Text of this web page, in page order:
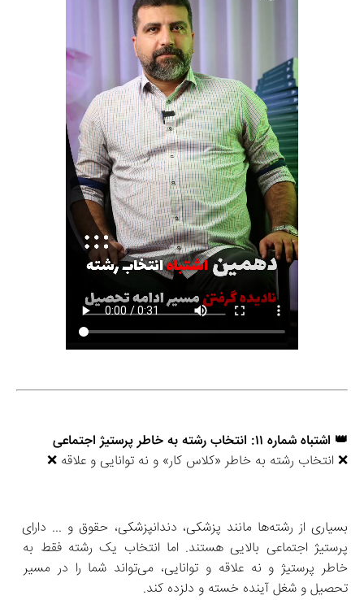
👑 اشتباه شماره ۱۱: انتخاب رشته به خاطر پرستیژ اجتماعی
❌ انتخاب رشته به خاطر «کلاس کار» و نه توانایی و علاقه ❌
بسیاری از رشته‌ها مانند پزشکی، دندانپزشکی، حقوق و ... دارای
پرستیژ اجتماعی بالایی هستند. اما انتخاب یک رشته فقط به
خاطر پرستیژ و نه علاقه و توانایی، می‌تواند شما را در مسیر
تحصیل و شغل آینده خسته و دلزده کند.